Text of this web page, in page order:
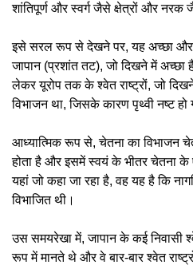
शांतिपूर्ण और स्वर्ग जैसे क्षेत्रों और नरक
इसे सरल रूप से देखने पर, यह अच्छा और
जापान (प्रशांत तट), जो दिखने में अच्छा
लेकर यूरोप तक के श्वेत राष्ट्रों, जो
विभाजन था, जिसके कारण पृथ्वी नष्ट हो
आध्यात्मिक रूप से, चेतना का विभाजन
होता है और इसमें स्वयं के भीतर चेतना के
यहां जो कहा जा रहा है, वह यह है कि
विभाजित थी।
उस समयरेखा में, जापान के कई निवासी
रूप में मानते थे और वे बार-बार श्वेत